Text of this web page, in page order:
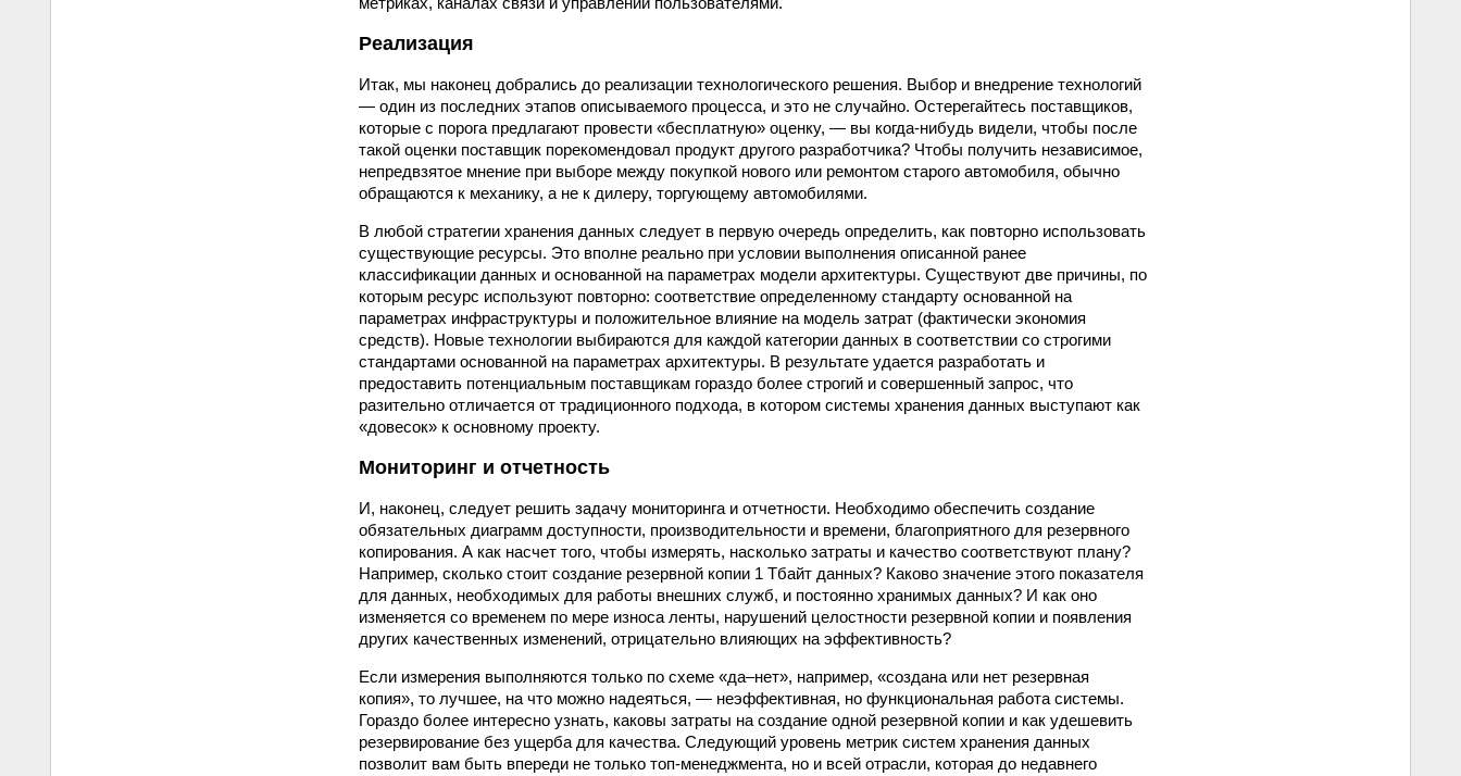
Реализация
Итак, мы наконец добрались до реализации технологического решения. Выбор и внедрение технологий
— один из последних этапов описываемого процесса, и это не случайно. Остерегайтесь поставщиков,
которые с порога предлагают провести «бесплатную» оценку, — вы когда-нибудь видели, чтобы после
такой оценки поставщик порекомендовал продукт другого разработчика? Чтобы получить независимое,
непредвзятое мнение при выборе между покупкой нового или ремонтом старого автомобиля, обычно
обращаются к механику, а не к дилеру, торгующему автомобилями.
В любой стратегии хранения данных следует в первую очередь определить, как повторно использовать
существующие ресурсы. Это вполне реально при условии выполнения описанной ранее
классификации данных и основанной на параметрах модели архитектуры. Существуют две причины, по
которым ресурс используют повторно: соответствие определенному стандарту основанной на
параметрах инфраструктуры и положительное влияние на модель затрат (фактически экономия
средств). Новые технологии выбираются для каждой категории данных в соответствии со строгими
стандартами основанной на параметрах архитектуры. В результате удается разработать и
предоставить потенциальным поставщикам гораздо более строгий и совершенный запрос, что
разительно отличается от традиционного подхода, в котором системы хранения данных выступают как
«довесок» к основному проекту.
Мониторинг и отчетность
И, наконец, следует решить задачу мониторинга и отчетности. Необходимо обеспечить создание
обязательных диаграмм доступности, производительности и времени, благоприятного для резервного
копирования. А как насчет того, чтобы измерять, насколько затраты и качество соответствуют плану?
Например, сколько стоит создание резервной копии 1 Тбайт данных? Каково значение этого показателя
для данных, необходимых для работы внешних служб, и постоянно хранимых данных? И как оно
изменяется со временем по мере износа ленты, нарушений целостности резервной копии и появления
других качественных изменений, отрицательно влияющих на эффективность?
Если измерения выполняются только по схеме «да–нет», например, «создана или нет резервная
копия», то лучшее, на что можно надеяться, — неэффективная, но функциональная работа системы.
Гораздо более интересно узнать, каковы затраты на создание одной резервной копии и как удешевить
резервирование без ущерба для качества. Следующий уровень метрик систем хранения данных
позволит вам быть впереди не только топ-менеджмента, но и всей отрасли, которая до недавнего